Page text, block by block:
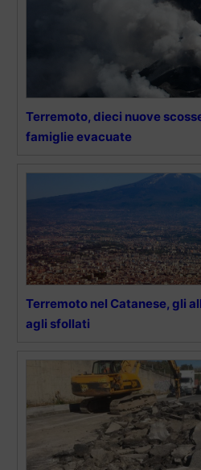
Terremoto, dieci nuove
famiglie evacuate
Terremoto nel Catanese, gli
agli sfollati